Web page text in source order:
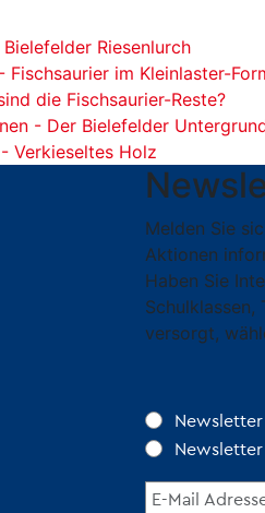
Riesenlurch
Fischsaurier im Kleinlaster-
die Fischsaurier-Reste?
- Der Bielefelder
Verkieseltes Holz
Melden Sie
Aktionen
Haben Sie
versorgt,